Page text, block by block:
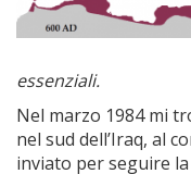
essenziali.
Nel marzo 1984 mi
nel sud dell’Iraq, al
inviato per seguire